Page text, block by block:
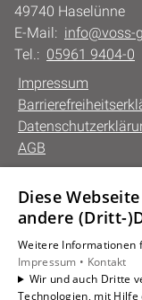
49740 Haselünne
E-Mail: info@voss-
Tel.: 05961 9404-0
Impressum
AGB
Unsere Bereiche
Gewerbekunden
Karriere
Diese
andere (Dritt-
Weitere Informationen
Impressum • Kontakt
Wir und auch Dritte
Technologien, mit